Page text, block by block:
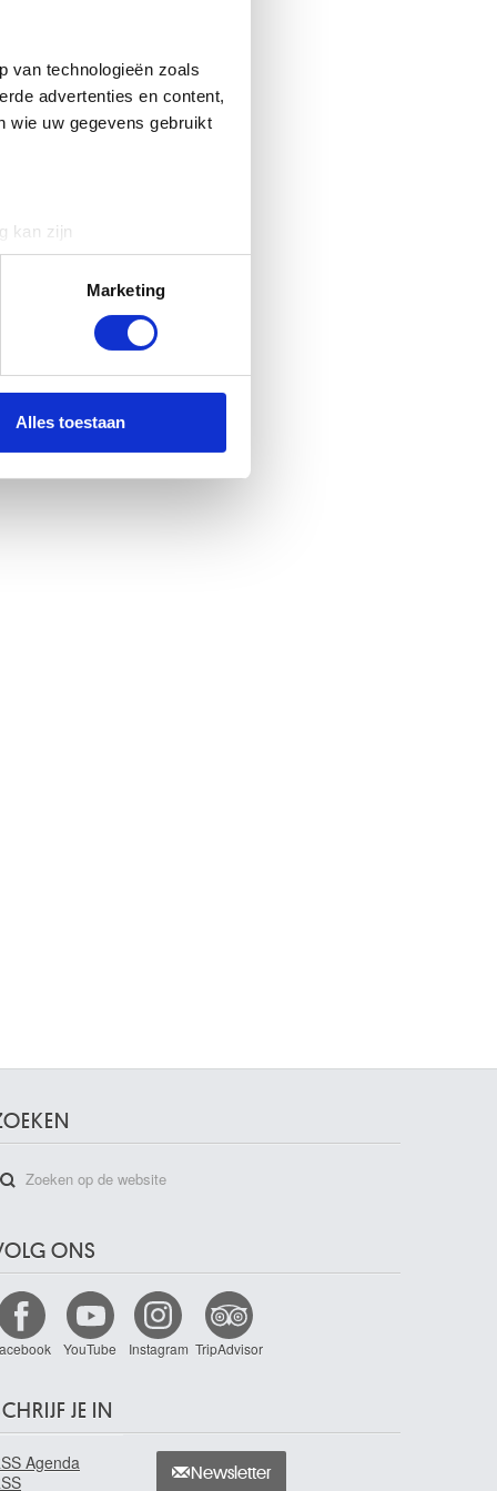
van technologieën zoals
advertenties en content,
wie uw gegevens gebruikt
kan zijn
detailgedeelte in. U kunt uw
partners voor social
die u aan ze heeft
Marketing
Alles toestaan
ONS
YouTube Instagram TripAdvisor
JE IN
Agenda
Newsletter